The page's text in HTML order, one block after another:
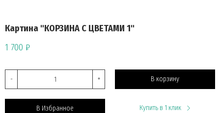
Картина "КОРЗИНА С ЦВЕТАМИ 1"
1 700 ₽
- + В корзину
В Избранное Купить в 1 клик